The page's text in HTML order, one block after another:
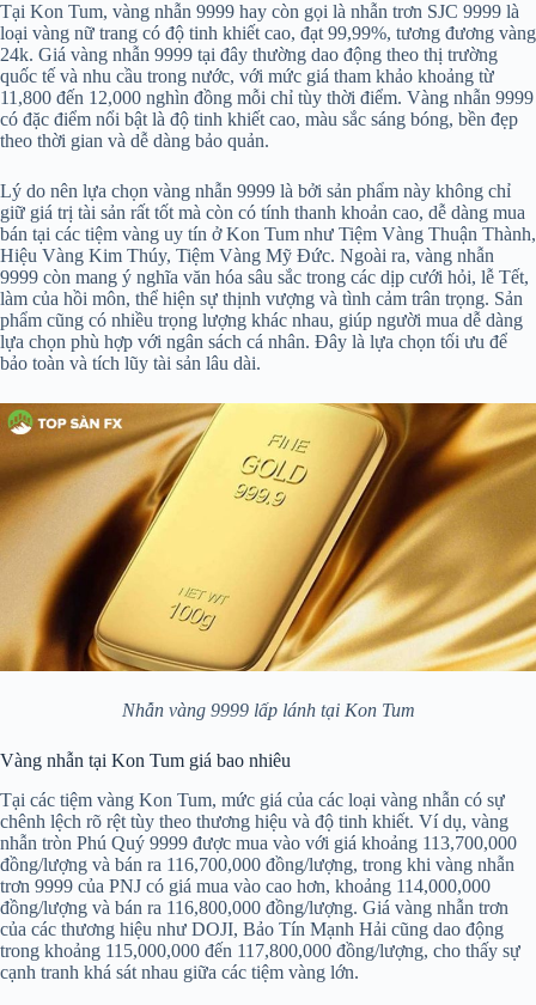
Tại Kon Tum, vàng nhẫn 9999 hay còn gọi là nhẫn trơn SJC 9999 là
loại vàng nữ trang có độ tinh khiết cao, đạt 99,99%, tương đương vàng
24k. Giá vàng nhẫn 9999 tại đây thường dao động theo thị trường
quốc tế và nhu cầu trong nước, với mức giá tham khảo khoảng từ
11,800 đến 12,000 nghìn đồng mỗi chỉ tùy thời điểm. Vàng nhẫn 9999
có đặc điểm nổi bật là độ tinh khiết cao, màu sắc sáng bóng, bền đẹp
theo thời gian và dễ dàng bảo quản.
Lý do nên lựa chọn vàng nhẫn 9999 là bởi sản phẩm này không chỉ
giữ giá trị tài sản rất tốt mà còn có tính thanh khoản cao, dễ dàng mua
bán tại các tiệm vàng uy tín ở Kon Tum như Tiệm Vàng Thuận Thành,
Hiệu Vàng Kim Thúy, Tiệm Vàng Mỹ Đức. Ngoài ra, vàng nhẫn
9999 còn mang ý nghĩa văn hóa sâu sắc trong các dịp cưới hỏi, lễ Tết,
làm của hồi môn, thể hiện sự thịnh vượng và tình cảm trân trọng. Sản
phẩm cũng có nhiều trọng lượng khác nhau, giúp người mua dễ dàng
lựa chọn phù hợp với ngân sách cá nhân. Đây là lựa chọn tối ưu để
bảo toàn và tích lũy tài sản lâu dài.
Nhẫn vàng 9999 lấp lánh tại Kon Tum
Vàng nhẫn tại Kon Tum giá bao nhiêu
Tại các tiệm vàng Kon Tum, mức giá của các loại vàng nhẫn có sự
chênh lệch rõ rệt tùy theo thương hiệu và độ tinh khiết. Ví dụ, vàng
nhẫn tròn Phú Quý 9999 được mua vào với giá khoảng 113,700,000
đồng/lượng và bán ra 116,700,000 đồng/lượng, trong khi vàng nhẫn
trơn 9999 của PNJ có giá mua vào cao hơn, khoảng 114,000,000
đồng/lượng và bán ra 116,800,000 đồng/lượng. Giá vàng nhẫn trơn
của các thương hiệu như DOJI, Bảo Tín Mạnh Hải cũng dao động
trong khoảng 115,000,000 đến 117,800,000 đồng/lượng, cho thấy sự
cạnh tranh khá sát nhau giữa các tiệm vàng lớn.